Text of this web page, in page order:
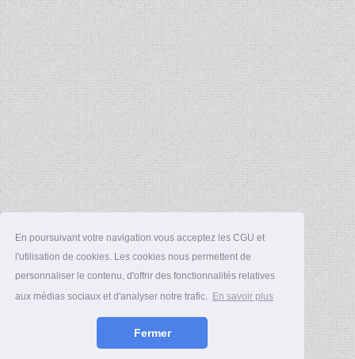
En poursuivant votre navigation vous acceptez les CGU et
l'utilisation de cookies. Les cookies nous permettent de
personnaliser le contenu, d'offrir des fonctionnalités relatives
aux médias sociaux et d'analyser notre trafic. En savoir plus
Fermer